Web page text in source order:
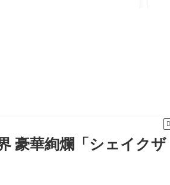

豪華絢爛「シェイクザ